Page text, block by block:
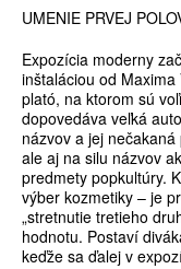
UMENIE PRVEJ
Expozícia moderny
inštaláciou od
plató, na ktorom sú
dopovedáva veľká
názvov a jej
ale aj na silu názvov
predmety popkultúry.
výber kozmetiky – je
„stretnutie tretieho
hodnotu. Postaví
keďže sa ďalej v